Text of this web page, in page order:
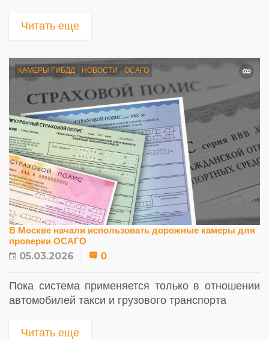
ОСАГО будут штрафовать не чаще одного раза...
Читать еще
КАМЕРЫ ГИБДД НОВОСТИ ОСАГО
В Москве начали использовать дорожные камеры для
проверки ОСАГО
05.03.2026 0
Пока система применяется только в отношении
автомобилей такси и грузового транспорта
Читать еще